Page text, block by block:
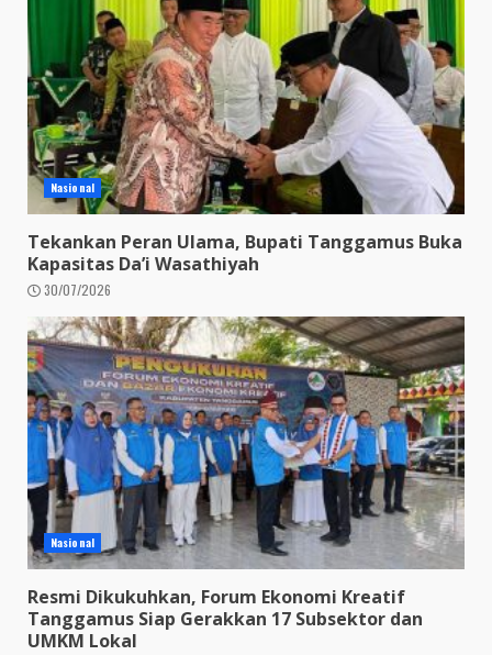
Nasional
Tekankan Peran Ulama, Bupati Tanggamus Buka
Kapasitas Da’i Wasathiyah
30/07/2026
Nasional
Resmi Dikukuhkan, Forum Ekonomi Kreatif
Tanggamus Siap Gerakkan 17 Subsektor dan
UMKM Lokal